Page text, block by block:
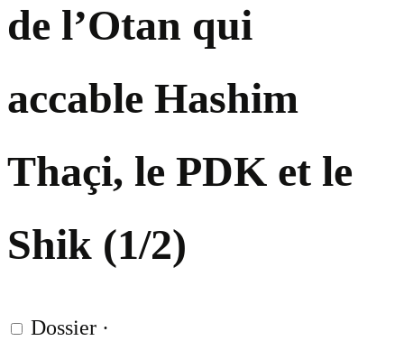
de l’Otan qui
accable Hashim
Thaçi, le PDK et le
Shik (1/2)
Dossier ·